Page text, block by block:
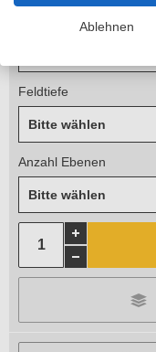
Feldtiefe
Bitte wählen
Anzahl Ebenen
Bitte wählen
Ablehnen